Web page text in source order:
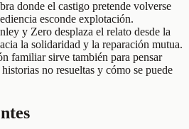
donde el castigo pretende volverse
esconde explotación.
y Zero desplaza el relato desde la
la solidaridad y la reparación mutua.
familiar sirve también para pensar
no resueltas y cómo se puede